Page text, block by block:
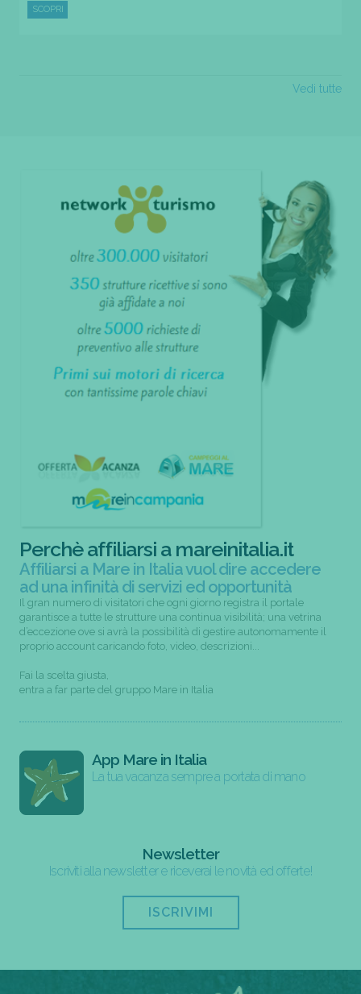
SCOPRI
Vedi tutte
Perchè affiliarsi a mareinitalia.it
Affiliarsi a Mare in Italia vuol dire accedere
ad una infinità di servizi ed opportunità
Il gran numero di visitatori che ogni giorno registra il portale
garantisce a tutte le strutture una continua visibilità; una vetrina
d’eccezione ove si avrà la possibilità di gestire autonomamente il
proprio account caricando foto, video, descrizioni...
Fai la scelta giusta,
entra a far parte del gruppo Mare in Italia
App Mare in Italia
La tua vacanza sempre a portata di mano
Newsletter
Iscriviti alla newsletter e riceverai le novità ed offerte!
ISCRIVIMI